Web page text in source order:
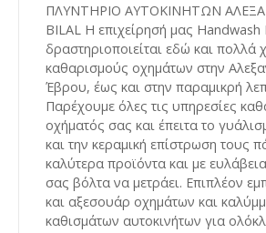
ΠΛΥΝΤΗΡΙΟ ΑΥΤΟΚΙΝΗΤΩΝ
BILAL Η επιχείρησή μας Handwash
δραστηριοποιείται εδώ και πολλά
καθαρισμούς οχημάτων στην
Έβρου, έως και στην παραμικρή
Παρέχουμε όλες τις υπηρεσίες
οχήματός σας και έπειτα το
και την κεραμική επίστρωση τους
καλύτερα προϊόντα και με
σας βόλτα να μετράει. Επιπλέον
και αξεσουάρ οχημάτων και
καθισμάτων αυτοκινήτων για